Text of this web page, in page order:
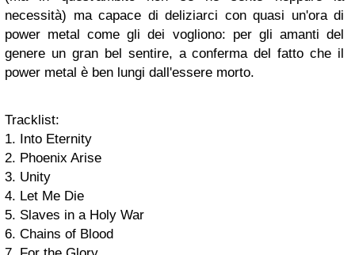
necessità) ma capace di deliziarci con quasi un'ora di
power metal come gli dei vogliono: per gli amanti del
genere un gran bel sentire, a conferma del fatto che il
power metal è ben lungi dall'essere morto.
Tracklist:
1. Into Eternity
2. Phoenix Arise
3. Unity
4. Let Me Die
5. Slaves in a Holy War
6. Chains of Blood